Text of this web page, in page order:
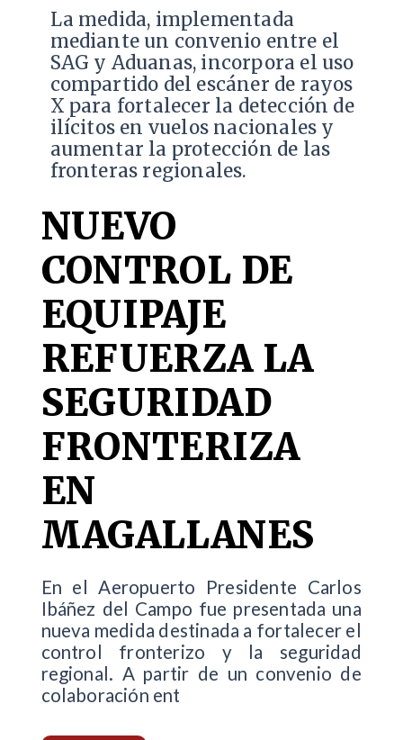
La medida, implementada
mediante un convenio entre el
SAG y Aduanas, incorpora el uso
compartido del escáner de rayos
X para fortalecer la detección de
ilícitos en vuelos nacionales y
aumentar la protección de las
fronteras regionales.
NUEVO
CONTROL DE
EQUIPAJE
REFUERZA LA
SEGURIDAD
FRONTERIZA
EN
MAGALLANES
En el Aeropuerto Presidente Carlos
Ibáñez del Campo fue presentada una
nueva medida destinada a fortalecer el
control fronterizo y la seguridad
regional. A partir de un convenio de
colaboración ent